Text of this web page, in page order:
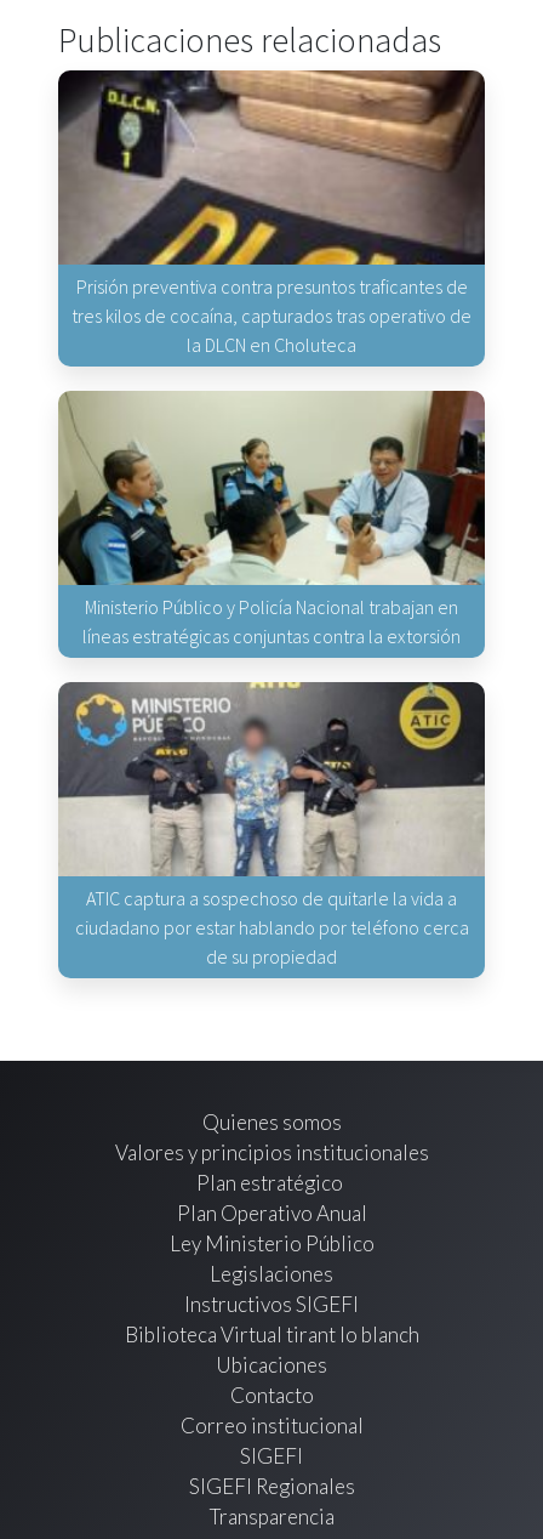
Publicaciones relacionadas
Prisión preventiva contra presuntos traficantes de
tres kilos de cocaína, capturados tras operativo de
la DLCN en Choluteca
Ministerio Público y Policía Nacional trabajan en
líneas estratégicas conjuntas contra la extorsión
ATIC captura a sospechoso de quitarle la vida a
ciudadano por estar hablando por teléfono cerca
de su propiedad
Quienes somos
Valores y principios institucionales
Plan estratégico
Plan Operativo Anual
Ley Ministerio Público
Legislaciones
Instructivos SIGEFI
Biblioteca Virtual tirant lo blanch
Ubicaciones
Contacto
Correo institucional
SIGEFI
SIGEFI Regionales
Transparencia